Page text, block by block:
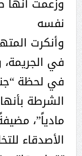
نفسه
وأنكرت
في الجريمة،
في لحظة
الشرطة
مادياً”،
الأصدقاء